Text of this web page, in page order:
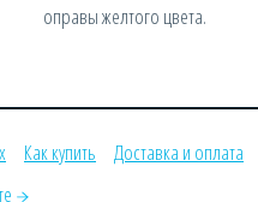
оправы желтого цвета.
Как купить Доставка и оплата